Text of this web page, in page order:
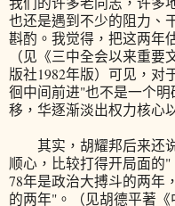
也还是遇到不少的阻力、
斟酌。我觉得，把这两年
（见《三中全会以来重
版社1982年版）可见，对
徊中间前进"也不是一个
移，华逐渐淡出权力核心
其实，胡耀邦后来还说
顺心，比较打得开局面的"
78年是政治大搏斗的两年
的两年"。（见胡德平著